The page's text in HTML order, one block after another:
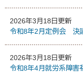
2026年3月18日更新
令和8年2月定例会 決議
2026年3月18日更新
令和8年4月就労系障害